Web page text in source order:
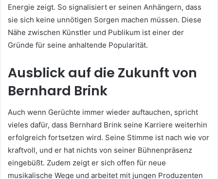
Energie zeigt. So signalisiert er seinen Anhängern, dass
sie sich keine unnötigen Sorgen machen müssen. Diese
Nähe zwischen Künstler und Publikum ist einer der
Gründe für seine anhaltende Popularität.
Ausblick auf die Zukunft von
Bernhard Brink
Auch wenn Gerüchte immer wieder auftauchen, spricht
vieles dafür, dass Bernhard Brink seine Karriere weiterhin
erfolgreich fortsetzen wird. Seine Stimme ist nach wie vor
kraftvoll, und er hat nichts von seiner Bühnenpräsenz
eingebüßt. Zudem zeigt er sich offen für neue
musikalische Wege und arbeitet mit jungen Produzenten